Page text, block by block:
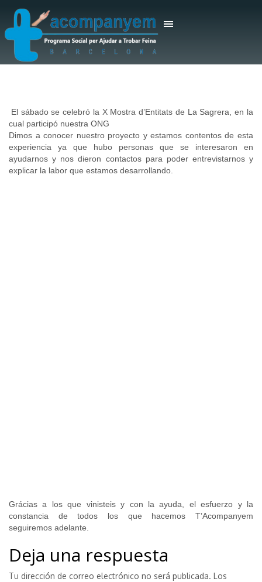
El sábado se celebró la X Mostra d’Entitats de La Sagrera, en la
cual participó nuestra ONG
Dimos a conocer nuestro proyecto y estamos contentos de esta
experiencia ya que hubo personas que se interesaron en
ayudarnos y nos dieron contactos para poder entrevistarnos y
explicar la labor que estamos desarrollando.
Grácias a los que vinisteis y con la ayuda, el esfuerzo y la
constancia de todos los que hacemos T’Acompanyem
seguiremos adelante.
Deja una respuesta
Tu dirección de correo electrónico no será publicada. Los